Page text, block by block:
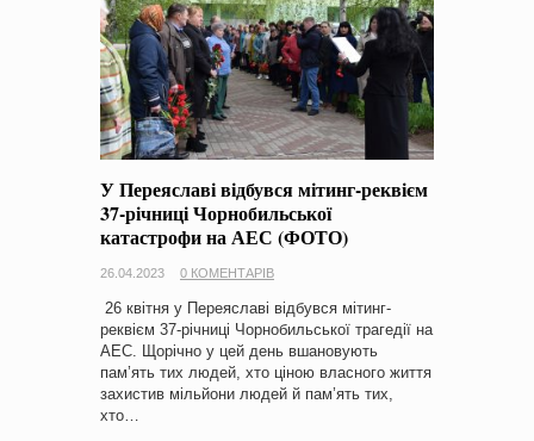
У Переяславі відбувся мітинг-реквієм
37-річниці Чорнобильської
катастрофи на АЕС (ФОТО)
26.04.2023 0 КОМЕНТАРІВ
26 квітня у Переяславі відбувся мітинг-
реквієм 37-річниці Чорнобильської трагедії на
АЕС. Щорічно у цей день вшановують
пам’ять тих людей, хто ціною власного життя
захистив мільйони людей й пам’ять тих,
хто…